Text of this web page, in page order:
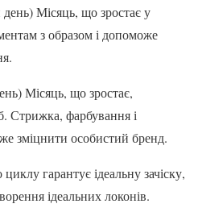
Місяць, що зростає у
з образом і допоможе
Місяць, що зростає,
Стрижка, фарбування і
зміцнити особистий бренд.
гарантує ідеальну зачіску,
ідеальних локонів.